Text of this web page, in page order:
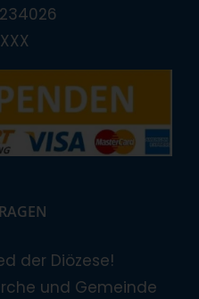
der Diözese!
und Gemeinde